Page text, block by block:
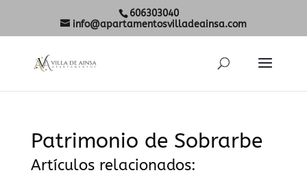
606303040
info@apartamentosvilladeainsa.com
Patrimonio de Sobrarbe
Artículos relacionados: